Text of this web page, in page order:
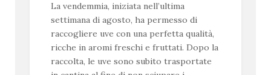
La vendemmia, iniziata nell’ultima
settimana di agosto, ha permesso di
raccogliere uve con una perfetta qualità,
ricche in aromi freschi e fruttati. Dopo la
raccolta, le uve sono subito trasportate